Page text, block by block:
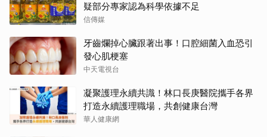
疑部分專家認為科學依據不足
信傳媒
牙齒爛掉心臟跟著出事！口腔細菌入血恐引
發心肌梗塞
中天電視台
凝聚護理永續共識！林口長庚醫院攜手各界
打造永續護理職場，共創健康台灣
華人健康網